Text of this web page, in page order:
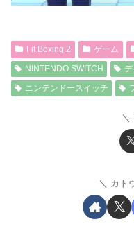
Fit Boxing 2 ゲーム
NINTENDO SWITCH
ニンテンドースイッチ
カト